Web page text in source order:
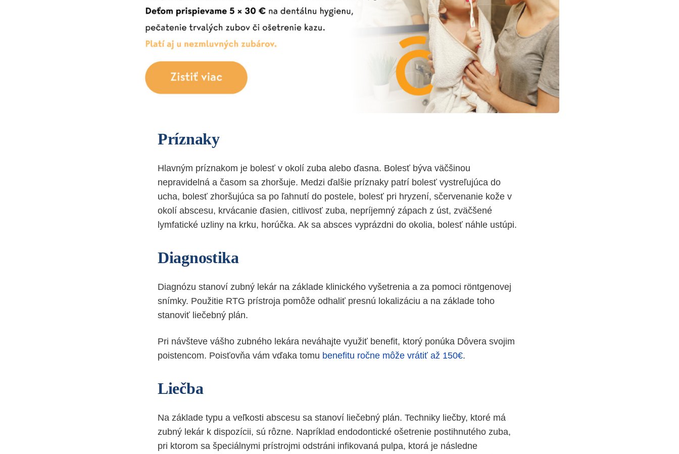
Príznaky
Hlavným príznakom je bolesť v okolí zuba alebo ďasna. Bolesť býva väčšinou
nepravidelná a časom sa zhoršuje. Medzi ďalšie príznaky patrí bolesť vystreľujúca do
ucha, bolesť zhoršujúca sa po ľahnutí do postele, bolesť pri hryzení, sčervenanie kože v
okolí abscesu, krvácanie ďasien, citlivosť zuba, nepríjemný zápach z úst, zväčšené
lymfatické uzliny na krku, horúčka. Ak sa absces vyprázdni do okolia, bolesť náhle ustúpi.
Diagnostika
Diagnózu stanoví zubný lekár na základe klinického vyšetrenia a za pomoci röntgenovej
snímky. Použitie RTG prístroja pomôže odhaliť presnú lokalizáciu a na základe toho
stanoviť liečebný plán.
Pri návšteve vášho zubného lekára neváhajte využiť benefit, ktorý ponúka Dôvera svojim
poistencom. Poisťovňa vám vďaka tomu benefitu ročne môže vrátiť až 150€.
Liečba
Na základe typu a veľkosti abscesu sa stanoví liečebný plán. Techniky liečby, ktoré má
zubný lekár k dispozícii, sú rôzne. Napríklad endodontické ošetrenie postihnutého zuba,
pri ktorom sa špeciálnymi prístrojmi odstráni infikovaná pulpa, ktorá je následne